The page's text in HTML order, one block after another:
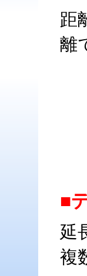
距
離
■
延
複